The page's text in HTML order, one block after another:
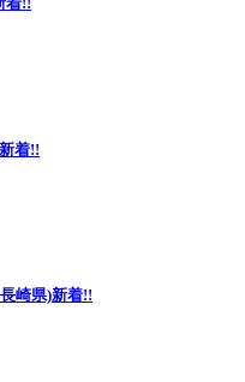
新着!!
崎県)新着!!